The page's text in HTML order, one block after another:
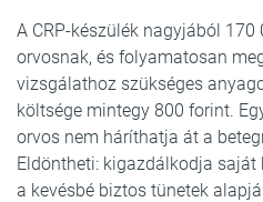
A CRP-készülék nagyjából
orvosnak, és folyamatosan
vizsgálathoz szükséges
költsége mintegy 800 forint.
orvos nem háríthatja át a
Eldöntheti: kigazdálkodja
a kevésbé biztos tünetek